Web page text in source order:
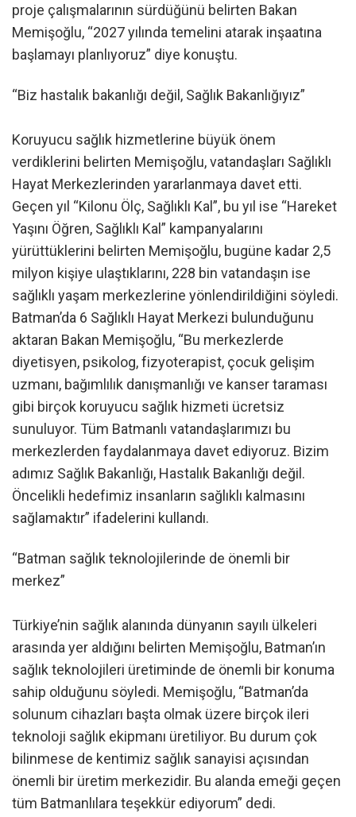
proje çalışmalarının sürdüğünü belirten Bakan
Memişoğlu, “2027 yılında temelini atarak inşaatına
başlamayı planlıyoruz” diye konuştu.
“Biz hastalık bakanlığı değil, Sağlık Bakanlığıyız”
Koruyucu sağlık hizmetlerine büyük önem
verdiklerini belirten Memişoğlu, vatandaşları Sağlıklı
Hayat Merkezlerinden yararlanmaya davet etti.
Geçen yıl “Kilonu Ölç, Sağlıklı Kal”, bu yıl ise “Hareket
Yaşını Öğren, Sağlıklı Kal” kampanyalarını
yürüttüklerini belirten Memişoğlu, bugüne kadar 2,5
milyon kişiye ulaştıklarını, 228 bin vatandaşın ise
sağlıklı yaşam merkezlerine yönlendirildiğini söyledi.
Batman’da 6 Sağlıklı Hayat Merkezi bulunduğunu
aktaran Bakan Memişoğlu, “Bu merkezlerde
diyetisyen, psikolog, fizyoterapist, çocuk gelişim
uzmanı, bağımlılık danışmanlığı ve kanser taraması
gibi birçok koruyucu sağlık hizmeti ücretsiz
sunuluyor. Tüm Batmanlı vatandaşlarımızı bu
merkezlerden faydalanmaya davet ediyoruz. Bizim
adımız Sağlık Bakanlığı, Hastalık Bakanlığı değil.
Öncelikli hedefimiz insanların sağlıklı kalmasını
sağlamaktır” ifadelerini kullandı.
“Batman sağlık teknolojilerinde de önemli bir
merkez”
Türkiye’nin sağlık alanında dünyanın sayılı ülkeleri
arasında yer aldığını belirten Memişoğlu, Batman’ın
sağlık teknolojileri üretiminde de önemli bir konuma
sahip olduğunu söyledi. Memişoğlu, “Batman’da
solunum cihazları başta olmak üzere birçok ileri
teknoloji sağlık ekipmanı üretiliyor. Bu durum çok
bilinmese de kentimiz sağlık sanayisi açısından
önemli bir üretim merkezidir. Bu alanda emeği geçen
tüm Batmanlılara teşekkür ediyorum” dedi.